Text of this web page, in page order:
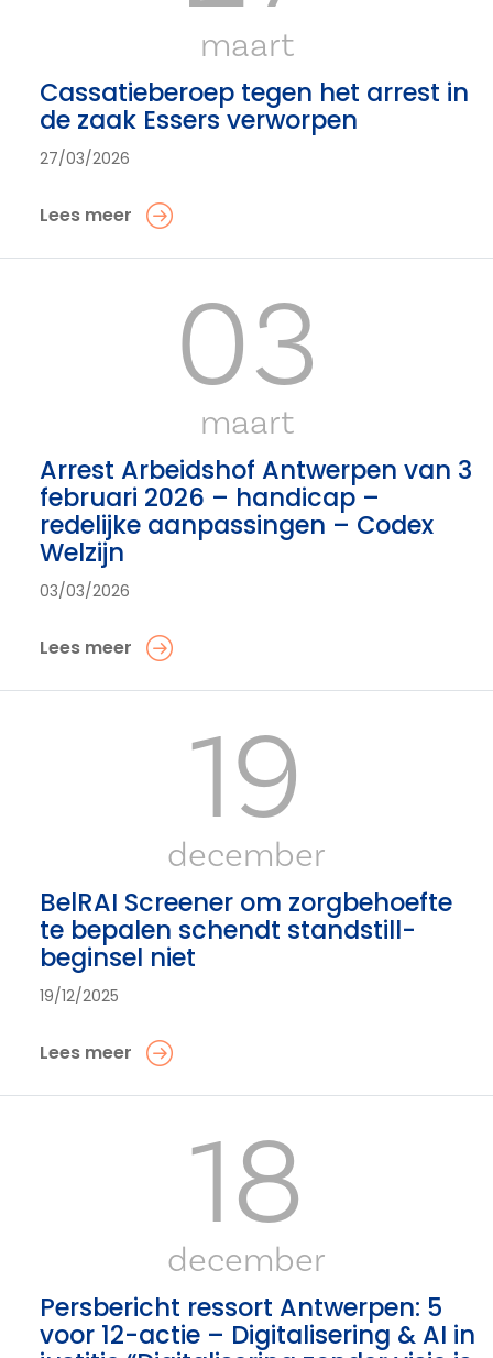
maart
Cassatieberoep tegen het arrest in
de zaak Essers verworpen
27/03/2026
Lees meer
03
maart
Arrest Arbeidshof Antwerpen van 3
februari 2026 – handicap –
redelijke aanpassingen – Codex
Welzijn
03/03/2026
Lees meer
19
december
BelRAI Screener om zorgbehoefte
te bepalen schendt standstill-
beginsel niet
19/12/2025
Lees meer
18
december
Persbericht ressort Antwerpen: 5
voor 12-actie – Digitalisering & AI in